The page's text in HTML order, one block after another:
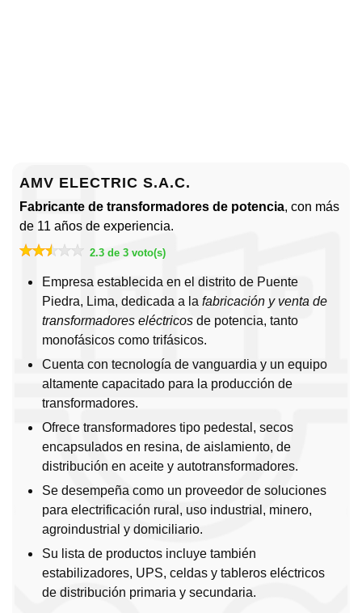
AMV ELECTRIC S.A.C.
Fabricante de transformadores de potencia, con más
de 11 años de experiencia.
2.3 de 3 voto(s)
Empresa establecida en el distrito de Puente
Piedra, Lima, dedicada a la fabricación y venta de
transformadores eléctricos de potencia, tanto
monofásicos como trifásicos.
Cuenta con tecnología de vanguardia y un equipo
altamente capacitado para la producción de
transformadores.
Ofrece transformadores tipo pedestal, secos
encapsulados en resina, de aislamiento, de
distribución en aceite y autotransformadores.
Se desempeña como un proveedor de soluciones
para electrificación rural, uso industrial, minero,
agroindustrial y domiciliario.
Su lista de productos incluye también
estabilizadores, UPS, celdas y tableros eléctricos
de distribución primaria y secundaria.